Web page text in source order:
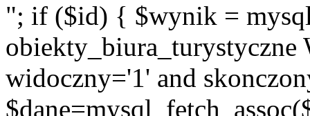
"; if ($id) { $wynik =
widoczny='1' and